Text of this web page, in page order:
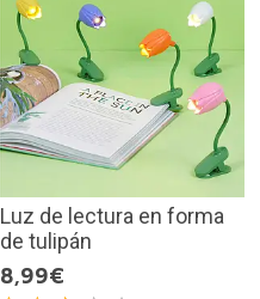
Luz de lectura en forma
de tulipán
8,99€